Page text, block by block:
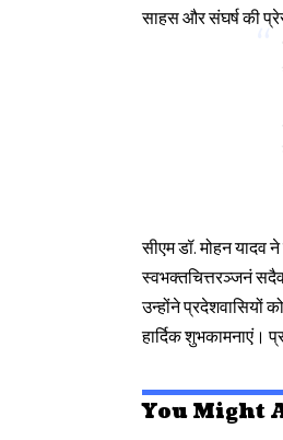
साहस और संघर्ष की
सीएम डॉ. मोहन यादव
स्वभक्तचित्तरञ्जनं
उन्होंने प्रदेशवासियों
हार्दिक शुभकामनाएं।
You Might